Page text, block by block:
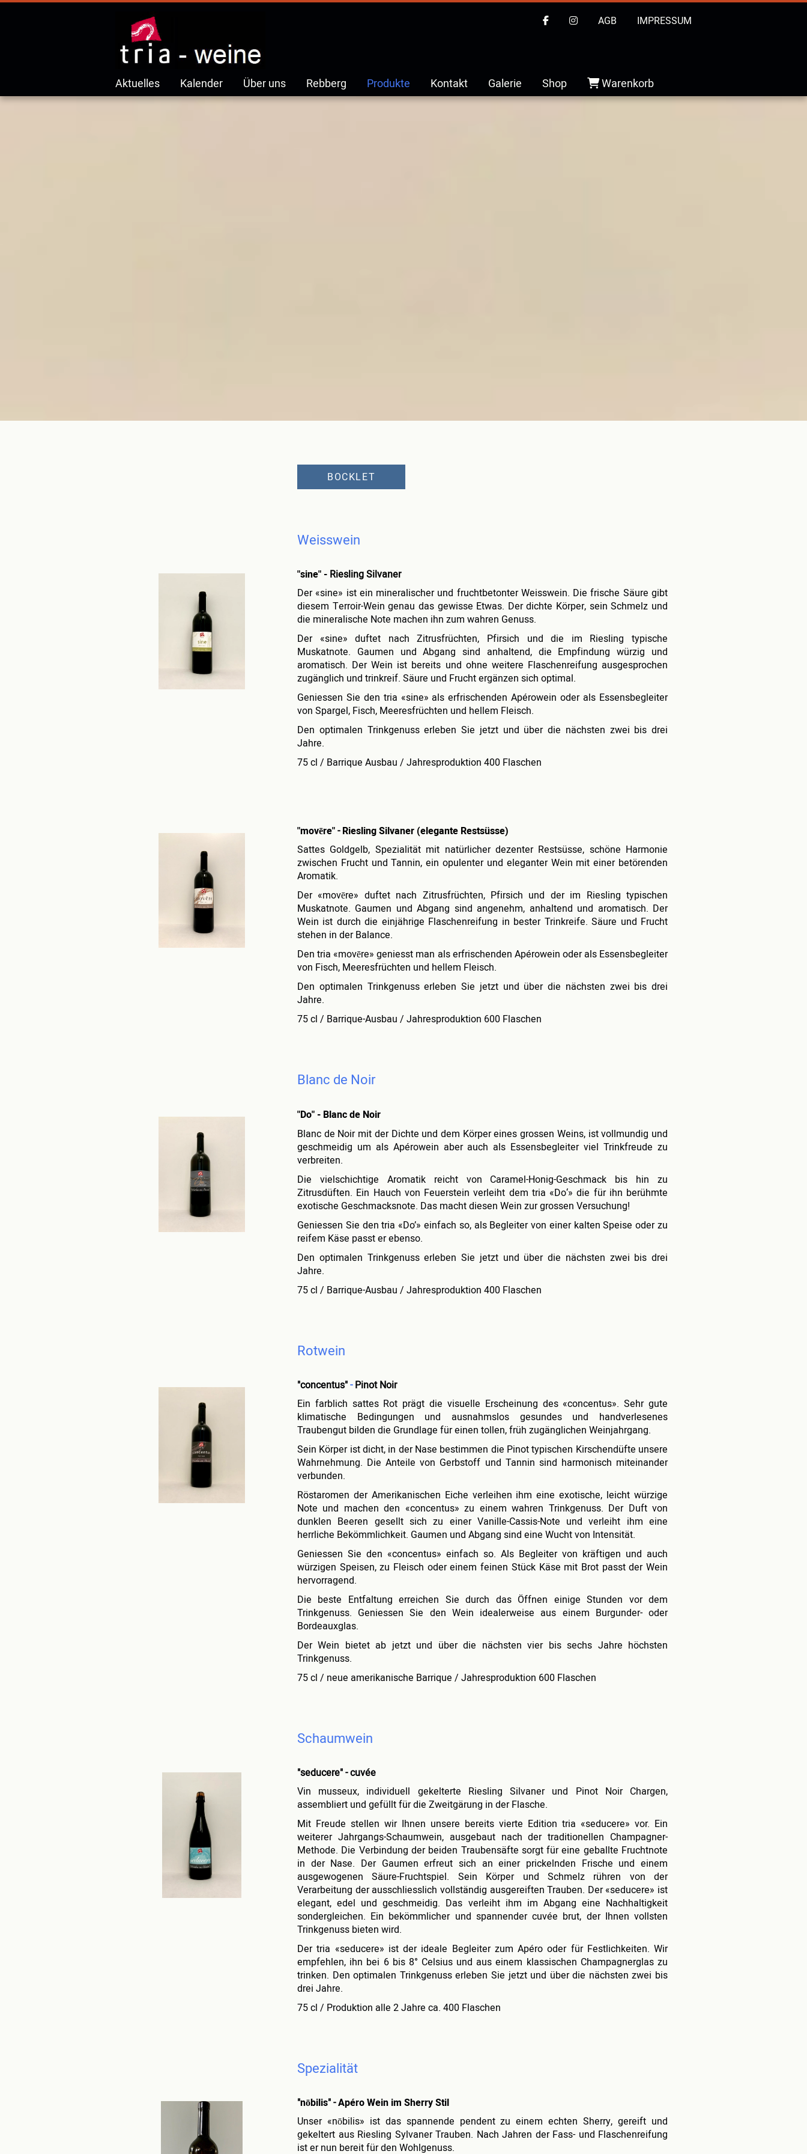
AGB IMPRESSUM
Aktuelles Kalender Über uns Rebberg Produkte Kontakt Galerie Shop Warenkorb
BOCKLET
Weisswein
"sine" - Riesling Silvaner
Der «sine» ist ein mineralischer und fruchtbetonter Weisswein. Die frische Säure gibt
diesem Terroir-Wein genau das gewisse Etwas. Der dichte Körper, sein Schmelz und
die mineralische Note machen ihn zum wahren Genuss.
Der «sine» duftet nach Zitrusfrüchten, Pfirsich und die im Riesling typische
Muskatnote. Gaumen und Abgang sind anhaltend, die Empfindung würzig und
aromatisch. Der Wein ist bereits und ohne weitere Flaschenreifung ausgesprochen
zugänglich und trinkreif. Säure und Frucht ergänzen sich optimal.
Geniessen Sie den tria «sine» als erfrischenden Apérowein oder als Essensbegleiter
von Spargel, Fisch, Meeresfrüchten und hellem Fleisch.
Den optimalen Trinkgenuss erleben Sie jetzt und über die nächsten zwei bis drei
Jahre.
75 cl / Barrique Ausbau / Jahresproduktion 400 Flaschen
"movēre"- Riesling Silvaner (elegante Restsüsse)
Sattes Goldgelb, Spezialität mit natürlicher dezenter Restsüsse, schöne Harmonie
zwischen Frucht und Tannin, ein opulenter und eleganter Wein mit einer betörenden
Aromatik.
Der «movēre» duftet nach Zitrusfrüchten, Pfirsich und der im Riesling typischen
Muskatnote. Gaumen und Abgang sind angenehm, anhaltend und aromatisch. Der
Wein ist durch die einjährige Flaschenreifung in bester Trinkreife. Säure und Frucht
stehen in der Balance.
Den tria «movēre» geniesst man als erfrischenden Apérowein oder als Essensbegleiter
von Fisch, Meeresfrüchten und hellem Fleisch.
Den optimalen Trinkgenuss erleben Sie jetzt und über die nächsten zwei bis drei
Jahre.
75 cl / Barrique-Ausbau / Jahresproduktion 600 Flaschen
Blanc de Noir
"Do" - Blanc de Noir
Blanc de Noir mit der Dichte und dem Körper eines grossen Weins, ist vollmundig und
geschmeidig um als Apérowein aber auch als Essensbegleiter viel Trinkfreude zu
verbreiten.
Die vielschichtige Aromatik reicht von Caramel-Honig-Geschmack bis hin zu
Zitrusdüften. Ein Hauch von Feuerstein verleiht dem tria «Do‘» die für ihn berühmte
exotische Geschmacksnote. Das macht diesen Wein zur grossen Versuchung!
Geniessen Sie den tria «Do’» einfach so, als Begleiter von einer kalten Speise oder zu
reifem Käse passt er ebenso.
Den optimalen Trinkgenuss erleben Sie jetzt und über die nächsten zwei bis drei
Jahre.
75 cl / Barrique-Ausbau / Jahresproduktion 400 Flaschen
Rotwein
"concentus"-Pinot Noir
Ein farblich sattes Rot prägt die visuelle Erscheinung des «concentus». Sehr gute
klimatische Bedingungen und ausnahmslos gesundes und handverlesenes
Traubengut bilden die Grundlage für einen tollen, früh zugänglichen Weinjahrgang.
Sein Körper ist dicht, in der Nase bestimmen die Pinot typischen Kirschendüfte unsere
Wahrnehmung. Die Anteile von Gerbstoff und Tannin sind harmonisch miteinander
verbunden.
Röstaromen der Amerikanischen Eiche verleihen ihm eine exotische, leicht würzige
Note und machen den «concentus» zu einem wahren Trinkgenuss. Der Duft von
dunklen Beeren gesellt sich zu einer Vanille-Cassis-Note und verleiht ihm eine
herrliche Bekömmlichkeit. Gaumen und Abgang sind eine Wucht von Intensität.
Geniessen Sie den «concentus» einfach so. Als Begleiter von kräftigen und auch
würzigen Speisen, zu Fleisch oder einem feinen Stück Käse mit Brot passt der Wein
hervorragend.
Die beste Entfaltung erreichen Sie durch das Öffnen einige Stunden vor dem
Trinkgenuss. Geniessen Sie den Wein idealerweise aus einem Burgunder- oder
Bordeauxglas.
Der Wein bietet ab jetzt und über die nächsten vier bis sechs Jahre höchsten
Trinkgenuss.
75 cl / neue amerikanische Barrique / Jahresproduktion 600 Flaschen
Schaumwein
"seducere"-cuvée
Vin musseux, individuell gekelterte Riesling Silvaner und Pinot Noir Chargen,
assembliert und gefüllt für die Zweitgärung in der Flasche.
Mit Freude stellen wir Ihnen unsere bereits vierte Edition tria «seducere» vor. Ein
weiterer Jahrgangs-Schaumwein, ausgebaut nach der traditionellen Champagner-
Methode. Die Verbindung der beiden Traubensäfte sorgt für eine geballte Fruchtnote
in der Nase. Der Gaumen erfreut sich an einer prickelnden Frische und einem
ausgewogenen Säure-Fruchtspiel. Sein Körper und Schmelz rühren von der
Verarbeitung der ausschliesslich vollständig ausgereiften Trauben. Der «seducere» ist
elegant, edel und geschmeidig. Das verleiht ihm im Abgang eine Nachhaltigkeit
sondergleichen. Ein bekömmlicher und spannender cuvée brut, der Ihnen vollsten
Trinkgenuss bieten wird.
Der tria «seducere» ist der ideale Begleiter zum Apéro oder für Festlichkeiten. Wir
empfehlen, ihn bei 6 bis 8° Celsius und aus einem klassischen Champagnerglas zu
trinken. Den optimalen Trinkgenuss erleben Sie jetzt und über die nächsten zwei bis
drei Jahre.
75 cl / Produktion alle 2 Jahre ca. 400 Flaschen
Spezialität
"nōbilis"-Apéro Wein im Sherry Stil
Unser «nōbilis» ist das spannende pendent zu einem echten Sherry, gereift und
gekeltert aus Riesling Sylvaner Trauben. Nach Jahren der Fass- und Flaschenreifung
ist er nun bereit für den Wohlgenuss.